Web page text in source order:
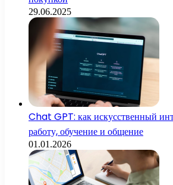
29.06.2025
Chat GPT: как искусственный
работу, обучение и общение
01.01.2026